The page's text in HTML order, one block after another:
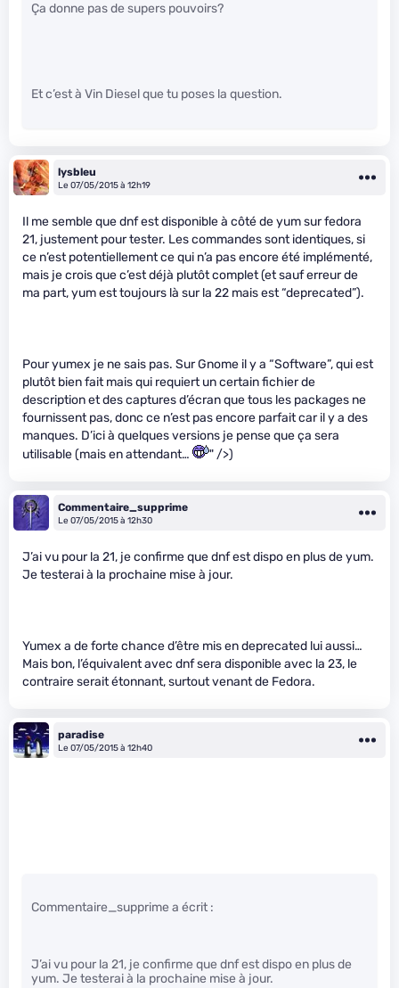
Ça donne pas de supers pouvoirs?
Et c’est à Vin Diesel que tu poses la question.
lysbleu
Le 07/05/2015 à 12h19
Il me semble que dnf est disponible à côté de yum sur fedora
21, justement pour tester. Les commandes sont identiques, si
ce n’est potentiellement ce qui n’a pas encore été implémenté,
mais je crois que c’est déjà plutôt complet (et sauf erreur de
ma part, yum est toujours là sur la 22 mais est “deprecated”).
Pour yumex je ne sais pas. Sur Gnome il y a “Software”, qui est
plutôt bien fait mais qui requiert un certain fichier de
description et des captures d’écran que tous les packages ne
fournissent pas, donc ce n’est pas encore parfait car il y a des
manques. D’ici à quelques versions je pense que ça sera
utilisable (mais en attendant…
" />)
Commentaire_supprime
Le 07/05/2015 à 12h30
J’ai vu pour la 21, je confirme que dnf est dispo en plus de yum.
Je testerai à la prochaine mise à jour.
Yumex a de forte chance d’être mis en deprecated lui aussi…
Mais bon, l’équivalent avec dnf sera disponible avec la 23, le
contraire serait étonnant, surtout venant de Fedora.
paradise
Le 07/05/2015 à 12h40
Commentaire_supprime a écrit :
J’ai vu pour la 21, je confirme que dnf est dispo en plus de
yum. Je testerai à la prochaine mise à jour.